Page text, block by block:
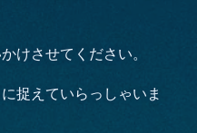
けさせてください。
捉えていらっしゃいま